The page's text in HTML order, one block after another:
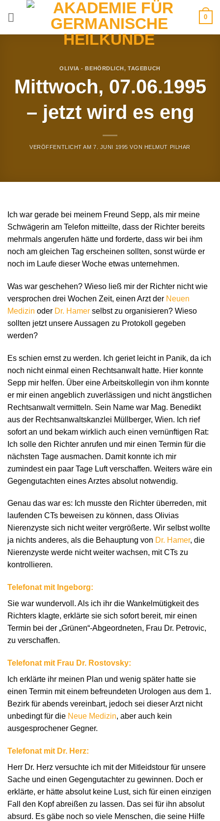
0
OLIVIA - BEHÖRDLICH,TAGEBUCH
Mittwoch, 07.06.1995
– jetzt wird es eng
VERÖFFENTLICHT AM7. JUNI 1995 VON HELMUT PILHAR
Ich war gerade bei meinem Freund Sepp, als mir meine
Schwägerin am Telefon mitteilte, dass der Richter bereits
mehrmals angerufen hätte und forderte, dass wir bei ihm
noch am gleichen Tag erscheinen sollten, sonst würde er
noch im Laufe dieser Woche etwas unternehmen.
Was war geschehen? Wieso ließ mir der Richter nicht wie
versprochen drei Wochen Zeit, einen Arzt der Neuen
Medizin oder Dr. Hamer selbst zu organisieren? Wieso
sollten jetzt unsere Aussagen zu Protokoll gegeben
werden?
Es schien ernst zu werden. Ich geriet leicht in Panik, da ich
noch nicht einmal einen Rechtsanwalt hatte. Hier konnte
Sepp mir helfen. Über eine Arbeitskollegin von ihm konnte
er mir einen angeblich zuverlässigen und nicht ängstlichen
Rechtsanwalt vermitteln. Sein Name war Mag. Benedikt
aus der Rechtsanwaltskanzlei Müllberger, Wien. Ich rief
sofort an und bekam wirklich auch einen vernünftigen Rat:
Ich solle den Richter anrufen und mir einen Termin für die
nächsten Tage ausmachen. Damit konnte ich mir
zumindest ein paar Tage Luft verschaffen. Weiters wäre ein
Gegengutachten eines Arztes absolut notwendig.
Genau das war es: Ich musste den Richter überreden, mit
laufenden CTs beweisen zu können, dass Olivias
Nierenzyste sich nicht weiter vergrößerte. Wir selbst wollte
ja nichts anderes, als die Behauptung von Dr. Hamer, die
Nierenzyste werde nicht weiter wachsen, mit CTs zu
kontrollieren.
Telefonat mit Ingeborg:
Sie war wundervoll. Als ich ihr die Wankelmütigkeit des
Richters klagte, erklärte sie sich sofort bereit, mir einen
Termin bei der „Grünen“-Abgeordneten, Frau Dr. Petrovic,
zu verschaffen.
Telefonat mit Frau Dr. Rostovsky:
Ich erklärte ihr meinen Plan und wenig später hatte sie
einen Termin mit einem befreundeten Urologen aus dem 1.
Bezirk für abends vereinbart, jedoch sei dieser Arzt nicht
unbedingt für die Neue Medizin, aber auch kein
ausgesprochener Gegner.
Telefonat mit Dr. Herz:
Herr Dr. Herz versuchte ich mit der Mitleidstour für unsere
Sache und einen Gegengutachter zu gewinnen. Doch er
erklärte, er hätte absolut keine Lust, sich für einen einzigen
Fall den Kopf abreißen zu lassen. Das sei für ihn absolut
absurd. Es gäbe noch so viele Menschen, die seine Hilfe